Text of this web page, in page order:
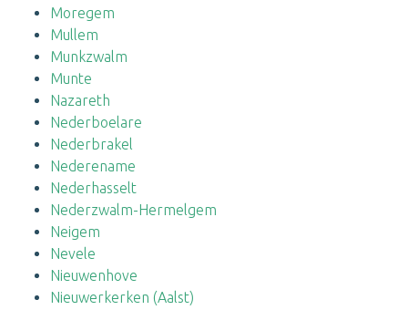
Moregem
Mullem
Munkzwalm
Munte
Nazareth
Nederboelare
Nederbrakel
Nederename
Nederhasselt
Nederzwalm-Hermelgem
Neigem
Nevele
Nieuwenhove
Nieuwerkerken (Aalst)